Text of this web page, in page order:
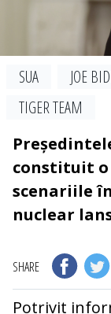
SUA JOE
TIGER TEAM
constituit o
scenariile
nuclear
SHARE
Potrivit